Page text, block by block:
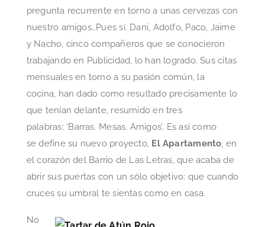
pregunta recurrente en torno a unas cervezas con
nuestro amigos…Pues sí. Dani, Adolfo, Paco, Jaime
y Nacho, cinco compañeros que se conocieron
trabajando en Publicidad, lo han logrado. Sus citas
mensuales en torno a su pasión común, la
cocina, han dado como resultado precisamente lo
que tenían delante, resumido en tres
palabras: ‘Barras. Mesas. Amigos’. Es así como
se define su nuevo proyecto, El Apartamento, en
el corazón del Barrio de Las Letras, que acaba de
abrir sus puertas con un sólo objetivo: que cuando
cruces su umbral te sientas como en casa.
No